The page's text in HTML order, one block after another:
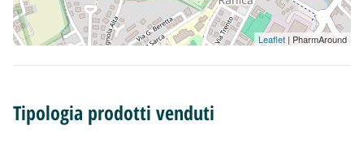
Leaflet | PharmAround
Tipologia prodotti venduti